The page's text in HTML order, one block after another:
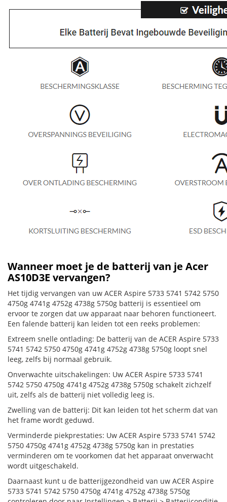
Wanneer moet je de batterij van je Acer
AS10D3E vervangen?
Het tijdig vervangen van uw ACER Aspire 5733 5741 5742 5750
4750g 4741g 4752g 4738g 5750g batterij is essentieel om
ervoor te zorgen dat uw apparaat naar behoren functioneert.
Een falende batterij kan leiden tot een reeks problemen:
Extreem snelle ontlading: De batterij van de ACER Aspire 5733
5741 5742 5750 4750g 4741g 4752g 4738g 5750g loopt snel
leeg, zelfs bij normaal gebruik.
Onverwachte uitschakelingen: Uw ACER Aspire 5733 5741
5742 5750 4750g 4741g 4752g 4738g 5750g schakelt zichzelf
uit, zelfs als de batterij niet volledig leeg is.
Zwelling van de batterij: Dit kan leiden tot het scherm dat van
het frame wordt geduwd.
Verminderde piekprestaties: Uw ACER Aspire 5733 5741 5742
5750 4750g 4741g 4752g 4738g 5750g kan in prestaties
verminderen om te voorkomen dat het apparaat onverwacht
wordt uitgeschakeld.
Daarnaast kunt u de batterijgezondheid van uw ACER Aspire
5733 5741 5742 5750 4750g 4741g 4752g 4738g 5750g